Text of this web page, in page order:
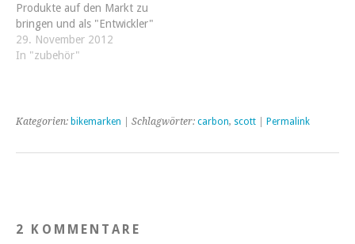
Produkte auf den Markt zu
bringen und als "Entwickler"
dieser eine Vorfinanzierung
zu bekommen die einen
vergessen, das kickstarter
29. November 2012
In "zubehör"
Kategorien: bikemarken | Schlagwörter: carbon, scott Permalink
2 KOMMENTARE